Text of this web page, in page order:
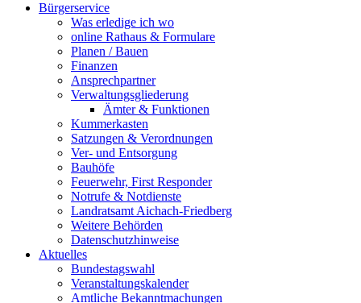
Bürgerservice
Was erledige ich wo
online Rathaus & Formulare
Planen / Bauen
Finanzen
Ansprechpartner
Verwaltungsgliederung
Ämter & Funktionen
Kummerkasten
Satzungen & Verordnungen
Ver- und Entsorgung
Bauhöfe
Feuerwehr, First Responder
Notrufe & Notdienste
Landratsamt Aichach-Friedberg
Weitere Behörden
Datenschutzhinweise
Aktuelles
Bundestagswahl
Veranstaltungskalender
Amtliche Bekanntmachungen